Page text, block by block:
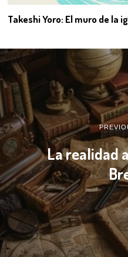
Takeshi Yoro: El muro de la
La realidad